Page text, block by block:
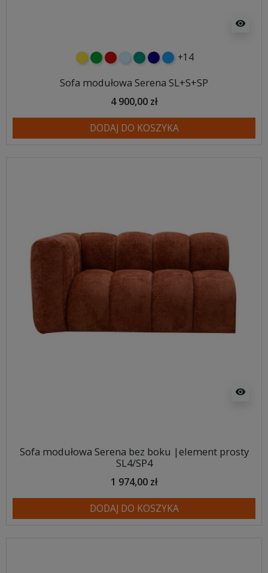
visibility
żółtyzielonyczerwony
błękitnyturkusowy
granatowy
niebieski
+14
Sofa modułowa Serena SL+S+SP
4 900,00 zł
DODAJ DO KOSZYKA
visibility
Sofa modułowa Serena bez boku |element prosty
SL4/SP4
1 974,00 zł
DODAJ DO KOSZYKA